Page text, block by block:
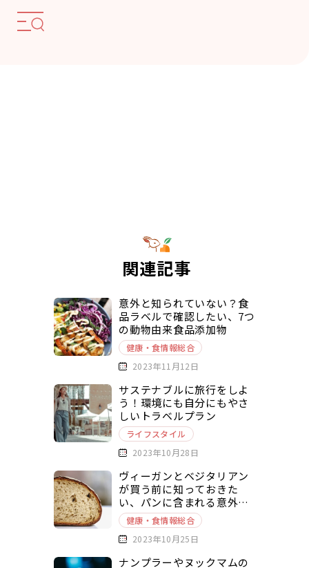
関連記事
意外と知られていない？食
品ラベルで確認したい、7つ
の動物由来食品添加物
健康・食情報総合
2023年11月12日
サステナブルに旅行をしよ
う！環境にも自分にもやさ
しいトラベルプラン
ライフスタイル
2023年10月28日
ヴィーガンとベジタリアン
が買う前に知っておきた
い、パンに含まれる意外な
動物由来原料とは？
健康・食情報総合
2023年10月25日
ナンプラーやヌックマムの